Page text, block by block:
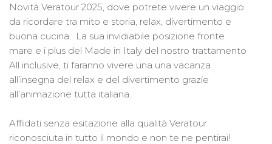
Novità Veratour 2025, dove potrete vivere un viaggio
da ricordare tra mito e storia, relax, divertimento e
buona cucina. La sua invidiabile posizione fronte
mare e i plus del Made in Italy del nostro trattamento
All inclusive, ti faranno vivere una una vacanza
all’insegna del relax e del divertimento grazie
all’animazione tutta italiana.
Affidati senza esitazione alla qualità Veratour
riconosciuta in tutto il mondo e non te ne pentirai!